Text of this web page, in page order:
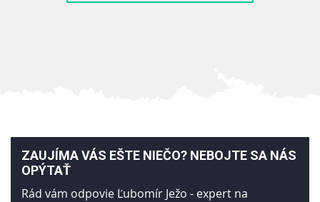
ZAUJÍMA VÁS EŠTE NIEČO? NEBOJTE SA NÁS
OPÝTAŤ
Rád vám odpovie Ľubomír Ježo - expert na